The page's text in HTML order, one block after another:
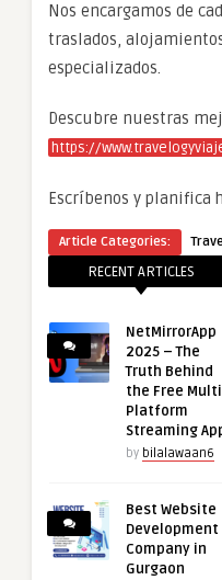
Nos encargamos de
traslados,
especializados.
Descubre nuestras
https://
Escríbenos y planifica
Article Categories:
RECENT ARTICLES
NetMirrorApp
2025 – The
Truth Behind
the Free
Platform
Streaming
by bilalawaan6
Best Website
Development
Company in
Gurgaon